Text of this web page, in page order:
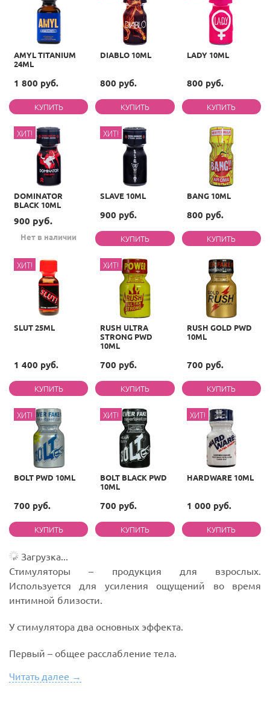
AMYL TITANIUM
24ML
1 800 руб.
DIABLO 10ML
800 руб.
LADY 10ML
800 руб.
ХИТ!
DOMINATOR
BLACK 10ML
900 руб.
Нет в наличии
ХИТ!
SLAVE 10ML
900 руб.
BANG 10ML
800 руб.
ХИТ!
SLUT 25ML
1 400 руб.
ХИТ!
RUSH ULTRA
STRONG PWD
10ML
700 руб.
RUSH GOLD PWD
10ML
700 руб.
ХИТ!
BOLT PWD 10ML
700 руб.
ХИТ!
BOLT BLACK PWD
10ML
700 руб.
ХИТ!
HARDWARE 10ML
1 000 руб.
Загрузка...
Стимуляторы – продукция для взрослых.
Используется для усиления ощущений во время
интимной близости.
У стимулятора два основных эффекта.
Первый – общее расслабление тела.
Читать далее →